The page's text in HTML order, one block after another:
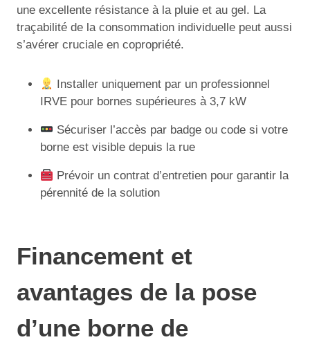
une excellente résistance à la pluie et au gel. La
traçabilité de la consommation individuelle peut aussi
s’avérer cruciale en copropriété.
Installer uniquement par un professionnel
IRVE pour bornes supérieures à 3,7 kW
Sécuriser l’accès par badge ou code si votre
borne est visible depuis la rue
Prévoir un contrat d’entretien pour garantir la
pérennité de la solution
Financement et
avantages de la pose
d’une borne de